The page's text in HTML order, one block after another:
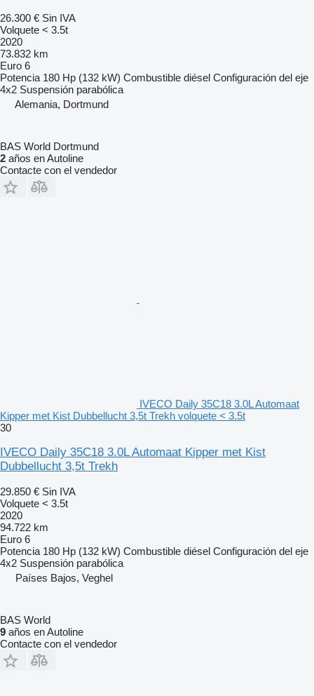
26.300 € Sin IVA
Volquete < 3.5t
2020
73.832 km
Euro 6
Potencia 180 Hp (132 kW) Combustible diésel Configuración del eje
4x2 Suspensión parabólica
Alemania, Dortmund
BAS World Dortmund
2 años en Autoline
Contacte con el vendedor
IVECO Daily 35C18 3.0L Automaat
Kipper met Kist Dubbellucht 3,5t Trekh volquete < 3.5t
30
IVECO Daily 35C18 3.0L Automaat Kipper met Kist
Dubbellucht 3,5t Trekh
29.850 € Sin IVA
Volquete < 3.5t
2020
94.722 km
Euro 6
Potencia 180 Hp (132 kW) Combustible diésel Configuración del eje
4x2 Suspensión parabólica
Países Bajos, Veghel
BAS World
9 años en Autoline
Contacte con el vendedor